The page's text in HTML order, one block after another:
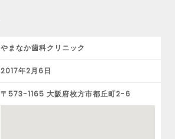
やまなか歯科クリニック
2017年2月6日
〒573-1165 大阪府枚方市都丘町2-6